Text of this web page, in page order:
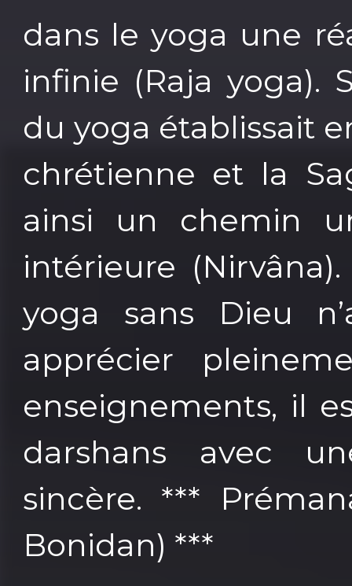
dans le yoga une
infinie (Raja yoga).
du yoga établissait
chrétienne et la
ainsi un chemin
intérieure
yoga sans Dieu
apprécier
enseignements, il
darshans avec
sincère. ***
Bonidan) ***